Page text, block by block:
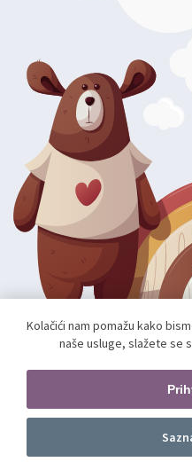
Pratite
Kolačići nam pomažu kako
naše usluge, slažete se